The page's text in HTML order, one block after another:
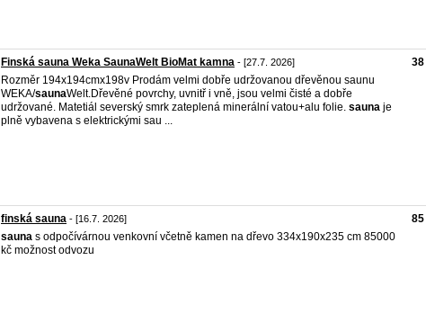
Finská sauna Weka SaunaWelt BioMat kamna - [27.7. 2026]
Rozměr 194x194cmx198v Prodám velmi dobře udržovanou dřevěnou saunu
WEKA/saunaWelt.Dřevěné povrchy, uvnitř i vně, jsou velmi čisté a dobře
udržované. Matetiál severský smrk zateplená minerální vatou+alu folie. sauna je
plně vybavena s elektrickými sau ...
finská sauna - [16.7. 2026]
sauna s odpočívárnou venkovní včetně kamen na dřevo 334x190x235 cm 85000
kč možnost odvozu